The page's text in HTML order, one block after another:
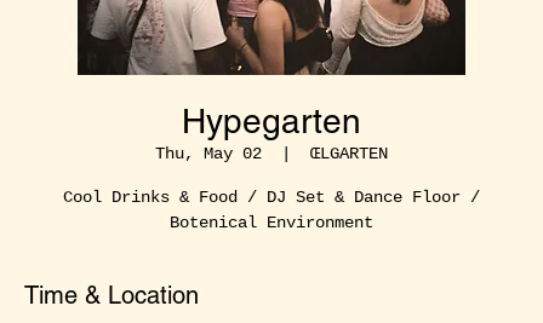
Hypegarten
Thu, May 02
  |
ŒLGARTEN
Cool Drinks & Food / DJ Set & Dance Floor /
Botenical Environment
Time & Location